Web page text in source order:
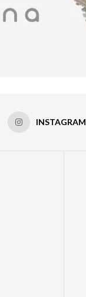
INSTAGRAM